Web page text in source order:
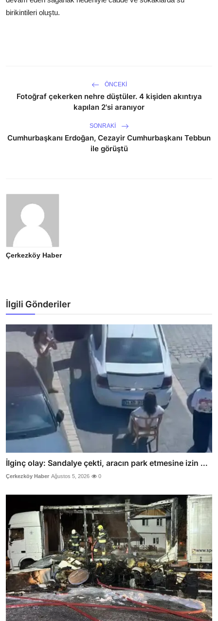
birikintileri oluştu.
ÖNCEKI
Fotoğraf çekerken nehre düştüler. 4 kişiden akıntıya
kapılan 2'si aranıyor
SONRAKI
Cumhurbaşkanı Erdoğan, Cezayir Cumhurbaşkanı Tebbun
ile görüştü
Çerkezköy Haber
İlgili Gönderiler
İlginç olay: Sandalye çekti, aracın park etmesine izin ...
Çerkezköy Haber Ağustos 5, 2026 0